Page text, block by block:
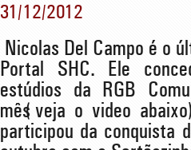
31/12/2012
Nicolas Del Campo é o
Portal SHC. Ele
estúdios da RGB
mês(veja o video
participou da conquista